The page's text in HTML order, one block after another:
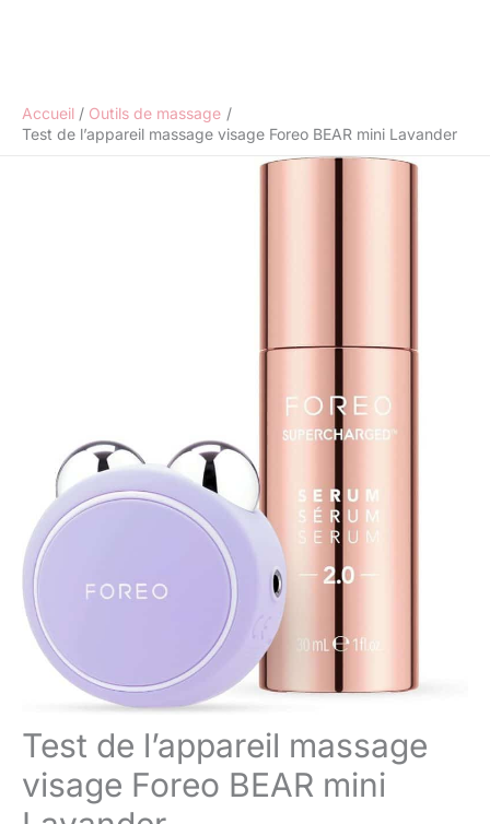
Accueil
Outils de massage
Test de l’appareil massage visage Foreo BEAR mini Lavander
Test de l’appareil massage
visage Foreo BEAR mini